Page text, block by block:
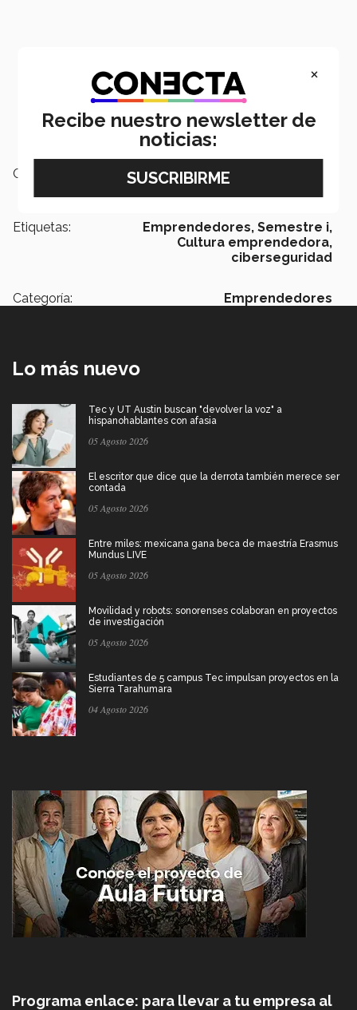
Campus:
Etiquetas: Emprendedores, Semestre i,
Cultura emprendedora,
ciberseguridad
Categoría: Emprendedores
Lo más nuevo
Tec y UT Austin buscan "devolver la voz" a
hispanohablantes con afasia
05 Agosto 2026
El escritor que dice que la derrota también merece ser
contada
05 Agosto 2026
Entre miles: mexicana gana beca de maestría Erasmus
Mundus LIVE
05 Agosto 2026
Movilidad y robots: sonorenses colaboran en proyectos
de investigación
05 Agosto 2026
Estudiantes de 5 campus Tec impulsan proyectos en la
Sierra Tarahumara
04 Agosto 2026
Programa enlace: para llevar a tu empresa al
×
Recibe nuestro newsletter de
noticias: